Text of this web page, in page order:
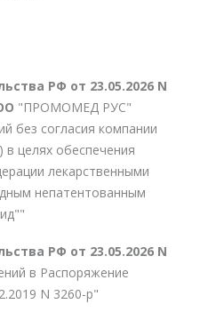
РФ от 23.05.2026 N
"ПРОМОМЕД РУС"
без согласия компании
целях обеспечения
лекарственными
непатентованным
РФ от 23.05.2026 N
в Распоряжение
N 3260-р"